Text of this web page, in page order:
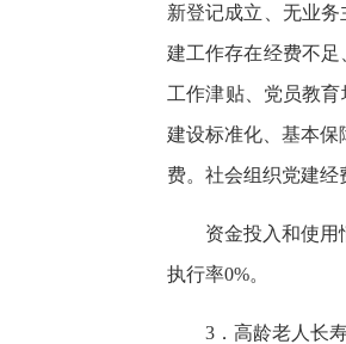
新登记成立、无业
建工作存在经费不
工作津贴、党员教
建设标准化、基本保
费。社会组织党建经
资金投入和使用
执行率0%。
3．高龄老人长